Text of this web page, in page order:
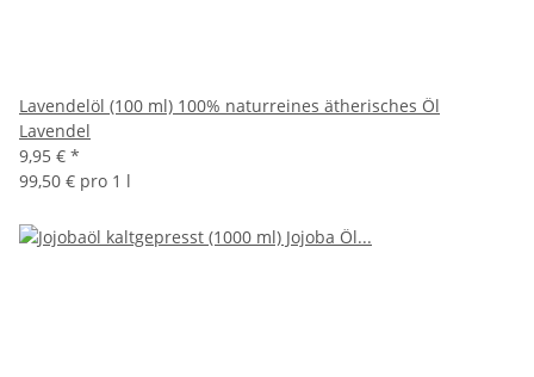
Lavendelöl (100 ml) 100% naturreines ätherisches Öl
Lavendel
9,95 € *
99,50 € pro 1 l